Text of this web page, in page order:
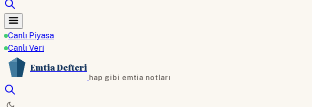
Canlı Piyasa
Canlı Veri
Emtia Defteri
hap gibi emtia notları